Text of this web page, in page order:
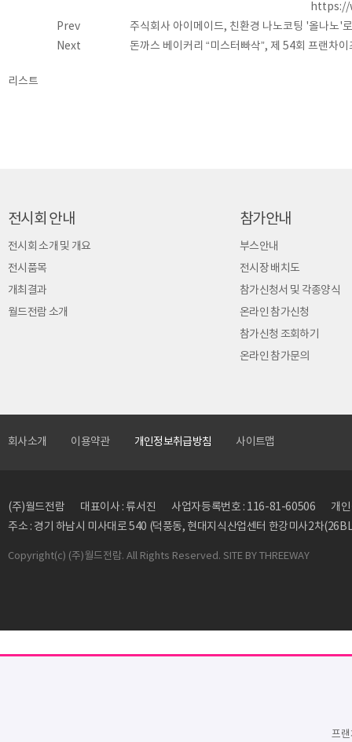
https://
Prev
주식회사 아이메이드, 친환경 나노코팅 '올나노'
Next
돈까스 베이커리 “미스터빠삭”, 제 54회 프랜차
리스트
전시회 안내
전시회 소개 및 개요
전시품목
개최결과
월드전람 소개
참가안내
부스안내
전시장 배치도
참가신청서 및 각종양식
온라인 참가신청
참가신청 조회하기
온라인 참가문의
회사소개 이용약관 개인정보취급방침 사이트맵
(주)월드전람 대표이사 : 류서진 사업자등록번호 : 116-81-60506
개
주소 : 경기 하남시 미사대로 540 (덕풍동, 현대지식산업센터 한강미사2차
Copyright(c) (주)월드전람. All Rights Reserved. SITE BY THREEWAY
프